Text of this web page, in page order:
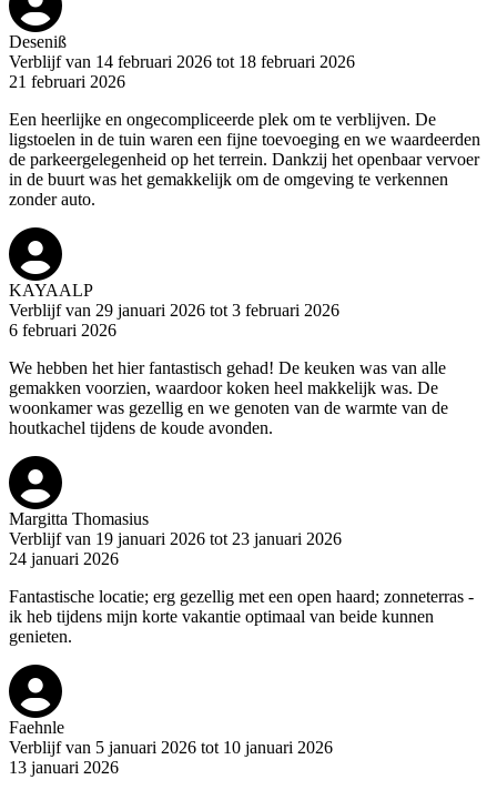
Deseniß
Verblijf van 14 februari 2026 tot 18 februari 2026
21 februari 2026
Een heerlijke en ongecompliceerde plek om te verblijven. De
ligstoelen in de tuin waren een fijne toevoeging en we waardeerden
de parkeergelegenheid op het terrein. Dankzij het openbaar vervoer
in de buurt was het gemakkelijk om de omgeving te verkennen
zonder auto.
KAYAALP
Verblijf van 29 januari 2026 tot 3 februari 2026
6 februari 2026
We hebben het hier fantastisch gehad! De keuken was van alle
gemakken voorzien, waardoor koken heel makkelijk was. De
woonkamer was gezellig en we genoten van de warmte van de
houtkachel tijdens de koude avonden.
Margitta Thomasius
Verblijf van 19 januari 2026 tot 23 januari 2026
24 januari 2026
Fantastische locatie; erg gezellig met een open haard; zonneterras -
ik heb tijdens mijn korte vakantie optimaal van beide kunnen
genieten.
Faehnle
Verblijf van 5 januari 2026 tot 10 januari 2026
13 januari 2026